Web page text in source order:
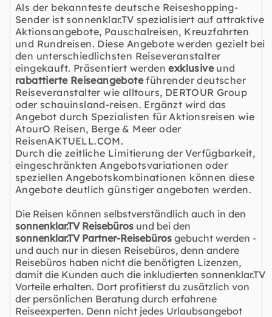
Als der bekannteste deutsche Reiseshopping-
Sender ist sonnenklar.TV spezialisiert auf attraktive
Aktionsangebote, Pauschalreisen, Kreuzfahrten
und Rundreisen. Diese Angebote werden gezielt bei
den unterschiedlichsten Reiseveranstalter
eingekauft. Präsentiert werdenexklusive und
rabattierte Reiseangeboteführender deutscher
Reiseveranstalter wie alltours, DERTOUR Group
oder schauinsland-reisen. Ergänzt wird das
Angebot durch Spezialisten für Aktionsreisen wie
AtourO Reisen, Berge & Meer oder
ReisenAKTUELL.COM.
Durch die zeitliche Limitierung der Verfügbarkeit,
eingeschränkten Angebotsvariationen oder
speziellen Angebotskombinationen können diese
Angebote deutlich günstiger angeboten werden.
Die Reisen können selbstverständlich auch in den
sonnenklar.TV Reisebüros und bei den
sonnenklar.TV Partner-Reisebüros gebucht werden -
und auch nur in diesen Reisebüros, denn andere
Reisebüros haben nicht die benötigten Lizenzen,
damit die Kunden auch die inkludierten sonnenklar.TV
Vorteile erhalten. Dort profitierst du zusätzlich von
der persönlichen Beratung durch erfahrene
Reiseexperten. Denn nicht jedes Urlaubsangebot